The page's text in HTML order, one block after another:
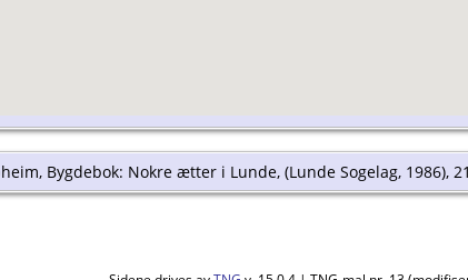
Bygdebok: Nokre ætter i Lunde, (Lunde Sogelag, 1986),